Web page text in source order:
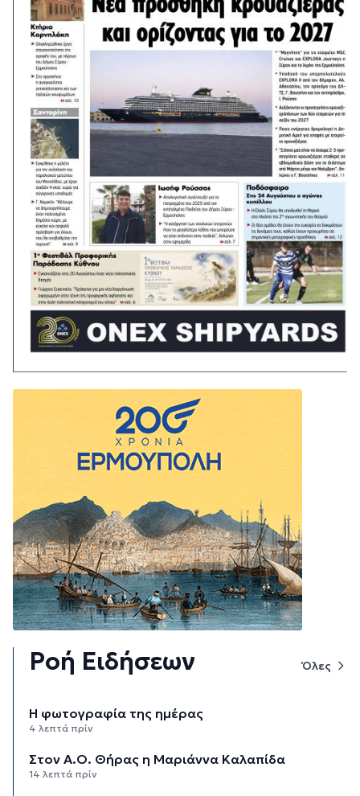
Ροή Ειδήσεων Όλες
Η φωτογραφία της ημέρας
4 λεπτά πρίν
Στον Α.Ο. Θήρας η Μαριάννα Καλαπίδα
14 λεπτά πρίν